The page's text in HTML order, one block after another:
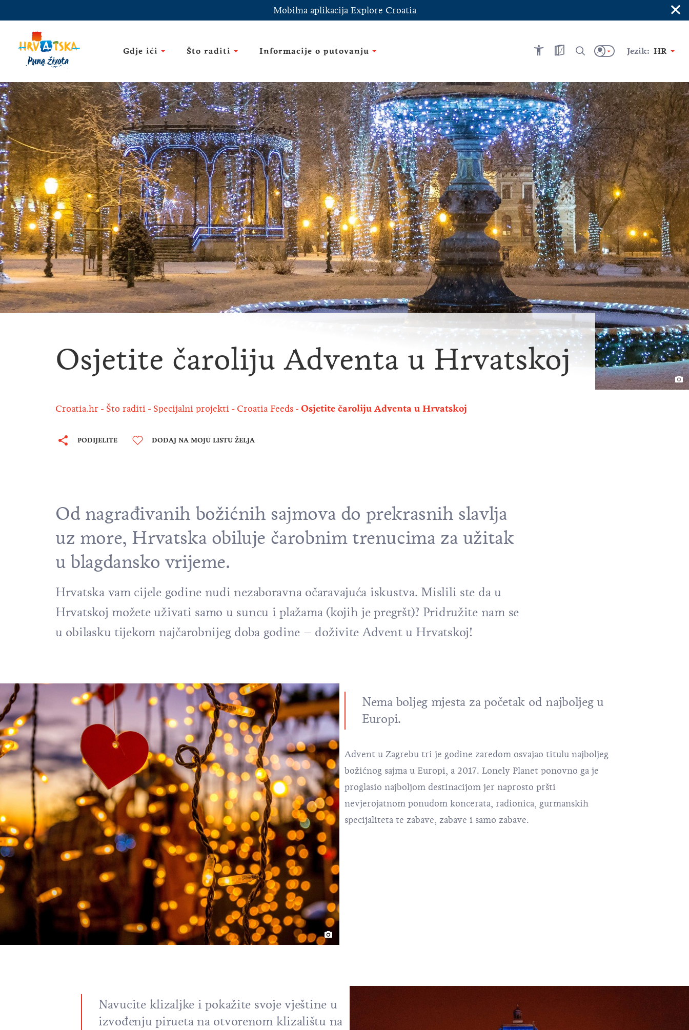
Mobilna aplikacija Explore Croatia ×
Gdje ići Što raditi Informacije o putovanju Jezik: HR
Osjetite čaroliju Adventa u Hrvatskoj
Croatia.hr Što raditi Specijalni projekti Croatia Feeds Osjetite čaroliju Adventa u Hrvatskoj
PODIJELITE DODAJ NA MOJU LISTU ŽELJA
Od nagrađivanih božićnih sajmova do prekrasnih slavlja
uz more, Hrvatska obiluje čarobnim trenucima za užitak
u blagdansko vrijeme.
Hrvatska vam cijele godine nudi nezaboravna očaravajuća iskustva. Mislili ste da u
Hrvatskoj možete uživati samo u suncu i plažama (kojih je pregršt)? Pridružite nam se
u obilasku tijekom najčarobnijeg doba godine – doživite Advent u Hrvatskoj!
Nema boljeg mjesta za početak od najboljeg u
Europi.
Advent u Zagrebu tri je godine zaredom osvajao titulu najboljeg
božićnog sajma u Europi, a 2017. Lonely Planet ponovno ga je
proglasio najboljom destinacijom jer naprosto pršti
nevjerojatnom ponudom koncerata, radionica, gurmanskih
specijaliteta te zabave, zabave i samo zabave.
Navucite klizaljke i pokažite svoje vještine u
izvođenju pirueta na otvorenom klizalištu na